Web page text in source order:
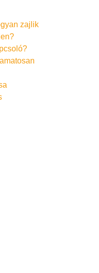
zajlik